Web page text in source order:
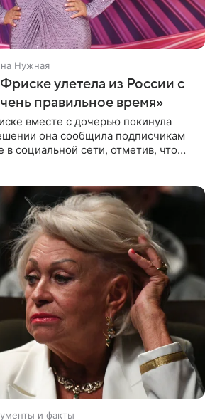
Нужная
улетела из России с
правильное время»
вместе с дочерью покинула
она сообщила подписчикам
в социальной сети, отметив, что
и факты